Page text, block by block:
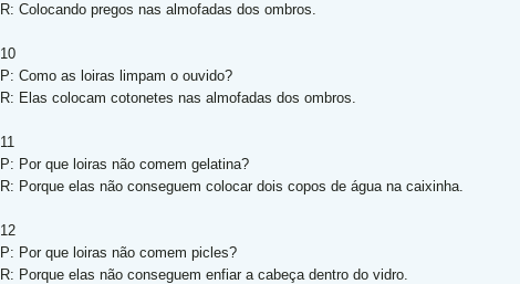
R: Colocando pregos nas almofadas dos ombros.
10
P: Como as loiras limpam o ouvido?
R: Elas colocam cotonetes nas almofadas dos ombros.
11
P: Por que loiras não comem gelatina?
R: Porque elas não conseguem colocar dois copos de água na caixinha.
12
P: Por que loiras não comem picles?
R: Porque elas não conseguem enfiar a cabeça dentro do vidro.